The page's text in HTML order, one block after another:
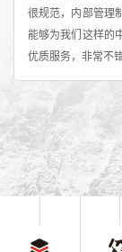
很规范，内部管理
能够为我们这样的
优质服务，非常不错